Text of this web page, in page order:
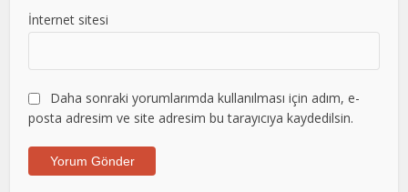
İnternet sitesi
Daha sonraki yorumlarımda kullanılması için adım, e-
posta adresim ve site adresim bu tarayıcıya kaydedilsin.